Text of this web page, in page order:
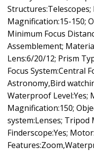
Structures:Telescopes;
Magnification:15-150;
Minimum Focus
Assemblement;
Lens:6/20/12; Prism
Focus System:Central
Astronomy,Bird
Waterproof Level:Yes;
Magnification:150;
system:Lenses;
Finderscope:Yes;